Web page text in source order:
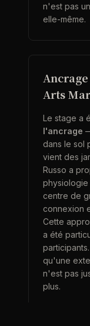
n'est pas
elle-même.
Arts
Le stage a
l'ancrage
dans le sol
vient des
Russo a
centre de
connexion
Cette
a été
qu'une
n'est pas
plus.